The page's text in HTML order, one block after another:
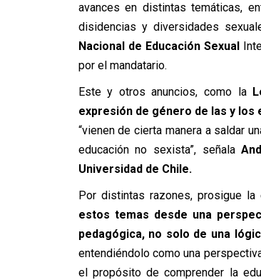
avances en distintas temáticas,
disidencias y diversidades
Nacional de Educación Sexual
por el mandatario.
Este y otros anuncios, como la
expresión de género de las y los
“vienen de cierta manera a saldar
educación no sexista”, señala
Universidad de Chile.
Por distintas razones, prosigue
estos temas desde una
pedagógica, no solo de una
entendiéndolo como una
el propósito de comprender la